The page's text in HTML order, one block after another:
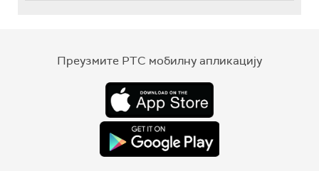
Преузмите РТС мобилну апликацију